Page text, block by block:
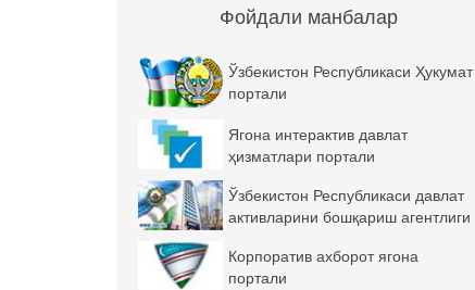
Фойдали манбалар
Ўзбекистон Республикаси Ҳукумат
портали
Ягона интерактив давлат
ҳизматлари портали
Ўзбекистон Республикаси давлат
активларини бошқариш агентлиги
Корпоратив ахборот ягона
портали